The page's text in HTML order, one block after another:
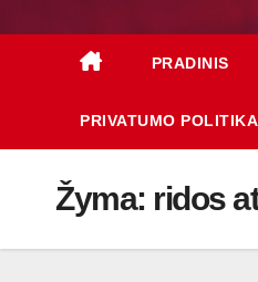
PRADINIS
PRIVATUMO POLITIKA
Žyma: ridos